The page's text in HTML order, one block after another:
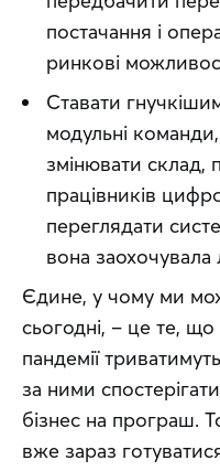
постачання і
ринкові
Ставати
модульні
змінювати склад,
працівників
переглядати
вона
Єдине, у чому ми
сьогодні, – це те,
пандемії
за ними
бізнес на програш.
вже зараз